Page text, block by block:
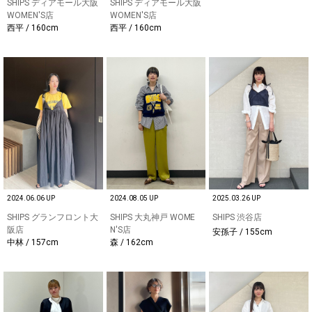
SHIPS ディアモール大阪
WOMEN'S店
西平 / 160cm
SHIPS ディアモール大阪
WOMEN'S店
西平 / 160cm
2024.06.06 UP
SHIPS グランフロント大
阪店
中林 / 157cm
2024.08.05 UP
SHIPS 大丸神戸 WOME
N'S店
森 / 162cm
2025.03.26 UP
SHIPS 渋谷店
安孫子 / 155cm